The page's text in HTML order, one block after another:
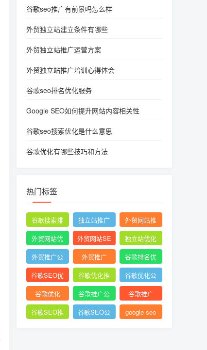
谷歌seo推广有前景吗怎么样
外贸独立站建立条件有哪些
外贸独立站推广运营方案
外贸独立站推广培训心得体会
谷歌seo排名优化服务
Google SEO如何提升网站内容相关性
谷歌seo搜索优化是什么意思
谷歌优化有哪些技巧和方法
热门标签
谷歌搜索排
名
独立站推广
外贸网站推
广
外贸网站优
化
外贸网站SE
O
独立站优化
外贸推广公
司
外贸推广
谷歌排名优
化
谷歌SEO优
化
谷歌优化推
广
谷歌优化公
司
谷歌优化
谷歌推广公
司
谷歌推广
谷歌SEO推
谷歌SEO公
google seo